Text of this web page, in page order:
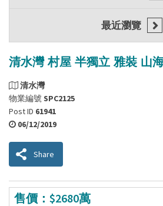
清水灣 村屋 半獨立 雅裝 山
清水灣
物業編號SPC2125
Post ID 61941
06/12/2019
Share
售價：$2680萬
最近瀏覽